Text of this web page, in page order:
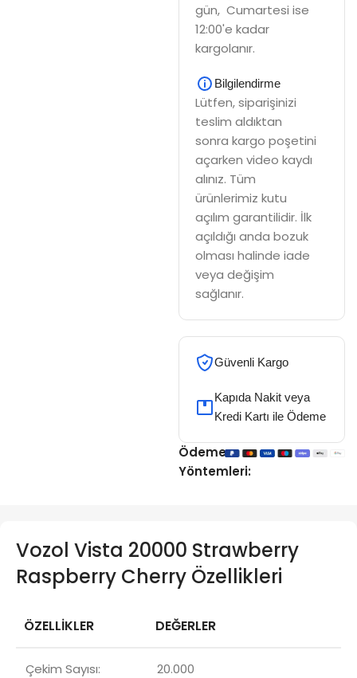
gün, Cumartesi ise
12:00'e kadar
kargolanır.
Bilgilendirme
Lütfen, siparişinizi
teslim aldıktan
sonra kargo poşetini
açarken video kaydı
alınız. Tüm
ürünlerimiz kutu
açılım garantilidir. İlk
açıldığı anda bozuk
olması halinde iade
veya değişim
sağlanır.
Güvenli Kargo
Kapıda Nakit veya
Kredi Kartı ile Ödeme
Ödeme
Yöntemleri:
Vozol Vista 20000 Strawberry
Raspberry Cherry Özellikleri
ÖZELLİKLER DEĞERLER
Çekim Sayısı: 20.000